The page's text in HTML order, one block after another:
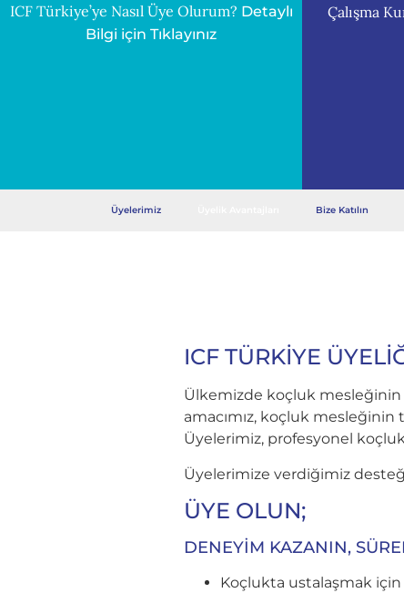
ICF Türkiye’ye Nasıl Üye Olurum? Detaylı
Bilgi için Tıklayınız
Çalışma
Üyelerimiz Bize Katılın
ICF TÜRKİYE
Ülkemizde koçluk
amacımız, koçluk mesleğinin
Üyelerimiz, profesyonel
Üyelerimize verdiğimiz desteği
ÜYE OLUN;
DENEYİM KAZANIN,
Koçlukta ustalaşmak